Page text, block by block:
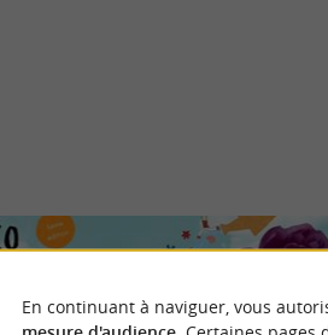
En continuant à naviguer, vous